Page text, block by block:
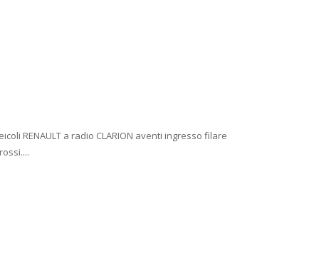
RENAULT a radio CLARION aventi ingresso filare